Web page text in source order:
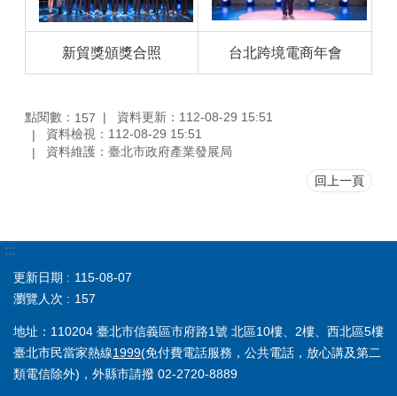
新貿獎頒獎合照 台北跨境電商年會
點閱數： 157
資料更新：112-08-29 15:51
資料檢視：112-08-29 15:51
資料維護：臺北市政府產業發展局
回上一頁
:::
更新日期
115-08-07
瀏覽人次
157
地址：110204 臺北市信義區市府路1號 北區10樓、2樓、西北區5樓
臺北市民當家熱線1999(免付費電話服務，公共電話，放心講及第二
類電信除外)，外縣市請撥 02-2720-8889